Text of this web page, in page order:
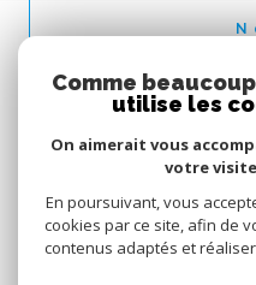
Comme
utilise les
On aimerait vous
votre
En poursuivant, vous
cookies par ce site, afin de
contenus adaptés et